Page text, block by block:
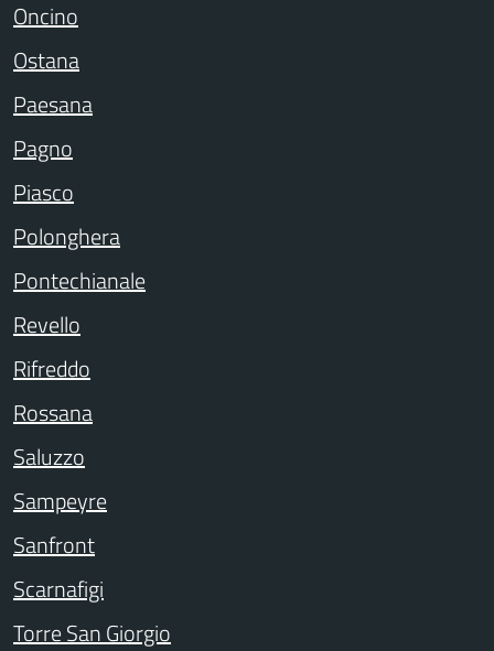
Oncino
Ostana
Paesana
Pagno
Piasco
Polonghera
Pontechianale
Revello
Rifreddo
Rossana
Saluzzo
Sampeyre
Sanfront
Scarnafigi
Torre San Giorgio